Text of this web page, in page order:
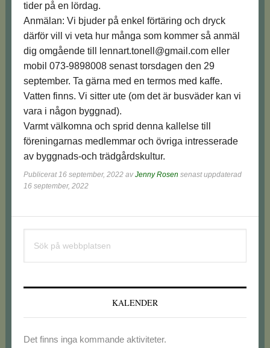
tider på en lördag.
Anmälan: Vi bjuder på enkel förtäring och dryck
därför vill vi veta hur många som kommer så anmäl
dig omgående till lennart.tonell@gmail.com eller
mobil 073-9898008 senast torsdagen den 29
september. Ta gärna med en termos med kaffe.
Vatten finns. Vi sitter ute (om det är busväder kan vi
vara i någon byggnad).
Varmt välkomna och sprid denna kallelse till
föreningarnas medlemmar och övriga intresserade
av byggnads-och trädgårdskultur.
Publicerat16 september, 2022avJenny Rosen senast uppdaterad
16 september, 2022
Primärt
sidofält
webbplatsen
KALENDER
Det finns inga kommande aktiviteter.